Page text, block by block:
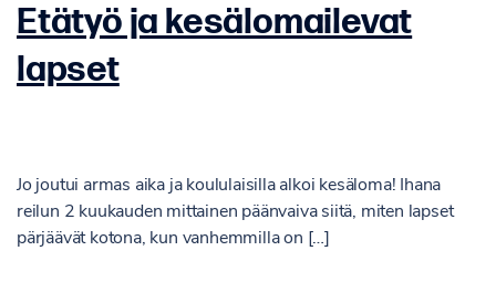
Etätyö ja kesälomailevat
lapset
Jo joutui armas aika ja koululaisilla alkoi kesäloma! Ihana
reilun 2 kuukauden mittainen päänvaiva siitä, miten lapset
pärjäävät kotona, kun vanhemmilla on […]